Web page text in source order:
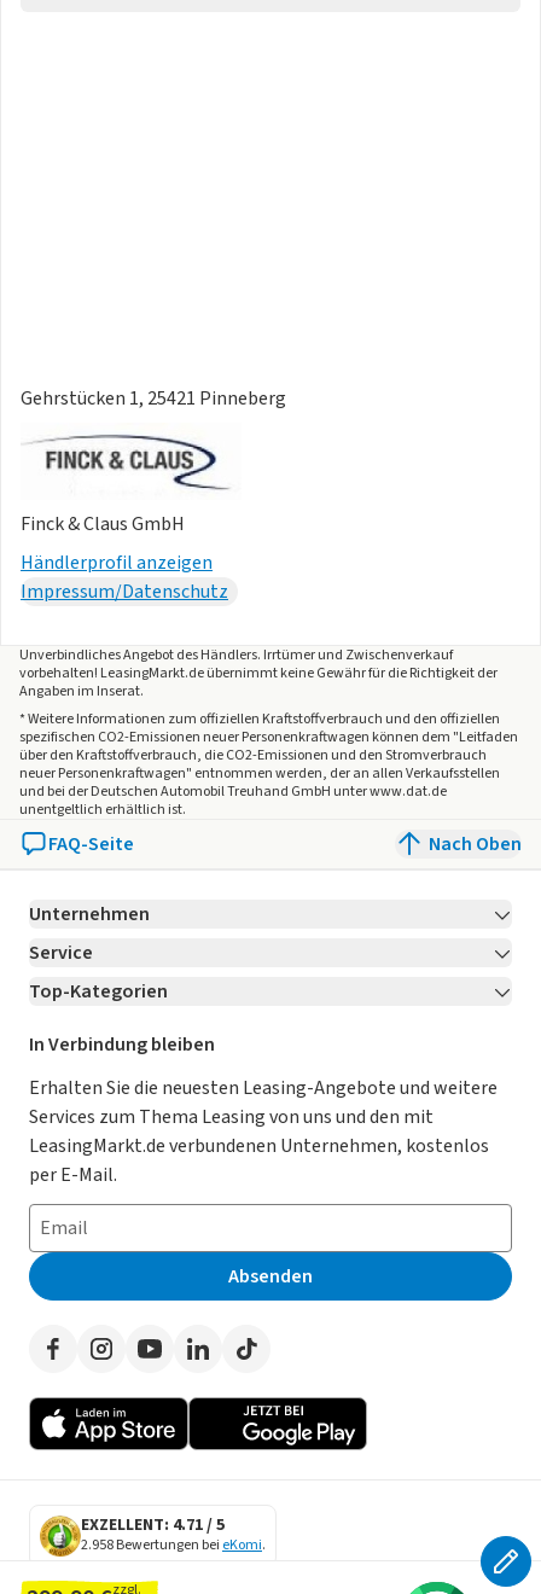
zzgl.
Gehrstücken 1, 25421 Pinneberg
Finck & Claus GmbH
Händlerprofil anzeigen
Impressum/Datenschutz
Unverbindliches Angebot desHändlers. Irrtümer und Zwischenverkauf
vorbehalten! LeasingMarkt.de übernimmt keine Gewähr für die Richtigkeit der
Angaben im Inserat.
* Weitere Informationen zum offiziellen Kraftstoffverbrauch und den offiziellen
spezifischen CO2-Emissionen neuer Personenkraftwagen können dem "Leitfaden
über den Kraftstoffverbrauch, die CO2-Emissionen und den Stromverbrauch
neuer Personenkraftwagen" entnommen werden, der an allen Verkaufsstellen
und bei der Deutschen Automobil Treuhand GmbH unter www.dat.de
unentgeltlich erhältlich ist.
FAQ-Seite Nach Oben
Unternehmen
Über LeasingMarkt.de
Karriere Jetzt bewerben!
Für Händler
Kooperation mit AutoScout24
AGB
Datenschutz
Impressum
Erklärung zur Barrierefreiheit
Presse
Service
Kontakt
Ratgeber
Magazin
Datenschutz-Einstellungen
So funktioniert’s
Häufig gestellte Fragen
Leasing-Lexikon
Auto-Tests
Werben auf LeasingMarkt.de
Top-Kategorien
Leasing Deals
Gebrauchtwagen Leasing
Leasing ohne Anzahlung
E-Auto Leasing
Privatleasing
Leasing-Vergleiche
Herstellerverzeichnis
Händlerverzeichnis
In Verbindung bleiben
Erhalten Sie die neuesten Leasing-Angebote und weitere
Services zum Thema Leasing von uns und den mit
LeasingMarkt.de verbundenen Unternehmen, kostenlos
per E-Mail.
Absenden
EXZELLENT: 4.71 / 5
2.958 Bewertungen bei eKomi.
SECURE DATA